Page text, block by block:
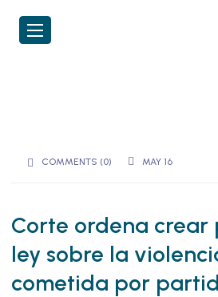
COMMENTS (0) MAY 16
Corte ordena crear
ley sobre la
cometida por